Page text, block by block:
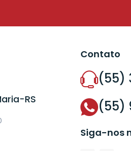
RS
Contato
(55)
(55)
Siga-nos